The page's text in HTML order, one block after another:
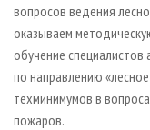
вопросов ведения
оказываем
обучение
по направлению
техминимумов в
пожаров.